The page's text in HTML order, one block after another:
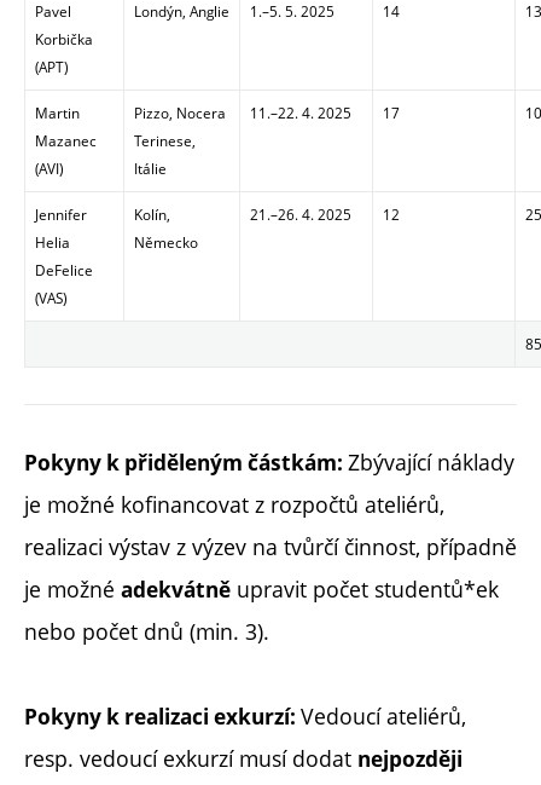
Pavel
Korbička
(APT)
Londýn, Anglie 1.–5. 5. 2025 14
Martin
Mazanec
(AVI)
Pizzo, Nocera
Terinese,
Itálie
11.–22. 4. 2025 17
Jennifer
Helia
DeFelice
(VAS)
Kolín,
Německo
21.–26. 4. 2025 12
Pokyny k přiděleným částkám: Zbývající náklady
je možné kofinancovat z rozpočtů ateliérů,
realizaci výstav z výzev na tvůrčí činnost, případně
je možné adekvátně upravit počet studentů*ek
nebo počet dnů (min. 3).
Pokyny k realizaci exkurzí: Vedoucí ateliérů,
resp. vedoucí exkurzí musí dodat nejpozději